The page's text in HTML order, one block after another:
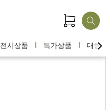
전시상품 특가상품 대량